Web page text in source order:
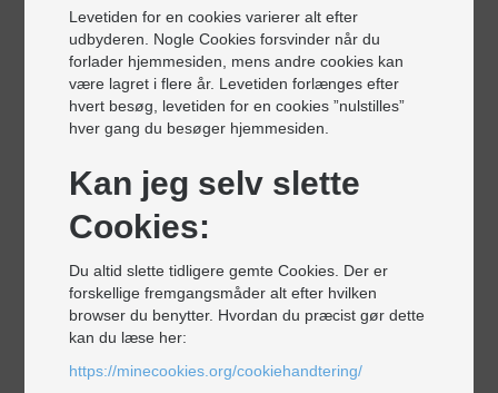
Værkstedsbil /lånebil
Salg og montering af
Audiomontering
Autoglas
Autostereo
Dækafbalancering
Dækmontering
Elanlæg
Elektronik
Elruder
Klargøring til syn
Klimaanlæg
Motorstyring
Levetiden for en cookies varierer alt efter
udbyderen. Nogle Cookies forsvinder når du
forlader hjemmesiden, mens andre cookies kan
være lagret i flere år. Levetiden forlænges efter
hvert besøg, levetiden for en cookies ”nulstilles”
hver gang du besøger hjemmesiden.
Kan jeg selv slette
Cookies:
Du altid slette tidligere gemte Cookies. Der er
forskellige fremgangsmåder alt efter hvilken
browser du benytter. Hvordan du præcist gør dette
kan du læse her:
https://minecookies.org/cookiehandtering/